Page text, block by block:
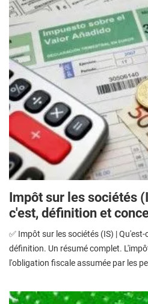
Impôt sur les sociétés
c'est, définition et
✅ Impôt sur les sociétés (IS) |
définition. Un résumé complet.
l'obligation fiscale assumée par les